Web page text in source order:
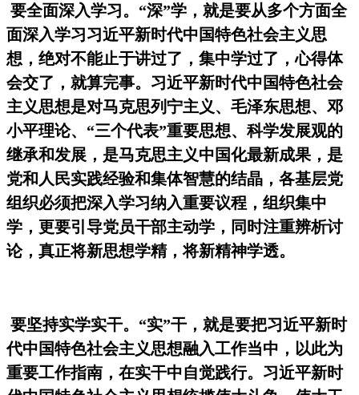
要全面深入学习。 “深”学，就是要从多个方面全
面深入学习习近平新时代中国特色社会主义思
想，绝对不能止于讲过了，集中学过了，心得体
会交了，就算完事。习近平新时代中国特色社会
主义思想是对马克思列宁主义、毛泽东思想、邓
小平理论、 “三个代表”重要思想、科学发展观的
继承和发展，是马克思主义中国化最新成果，是
党和人民实践经验和集体智慧的结晶，各基层党
组织必须把深入学习纳入重要议程，组织集中
学，更要引导党员干部主动学，同时注重辨析讨
论，真正将新思想学精，将新精神学透。
要坚持实学实干。 “实”干，就是要把习近平新时
代中国特色社会主义思想融入工作当中，以此为
重要工作指南，在实干中自觉践行。习近平新时